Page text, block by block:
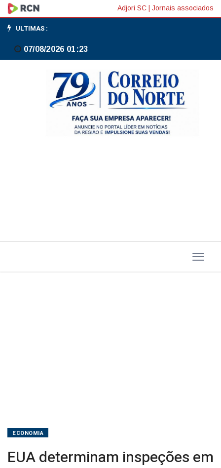
EUA
determinam
inspeções
Embraer
testes
Adjori SC Jornais associados
ULTIMAS :
07/08/2026 01:23
ECONOMIA
EUA determinam inspeções em